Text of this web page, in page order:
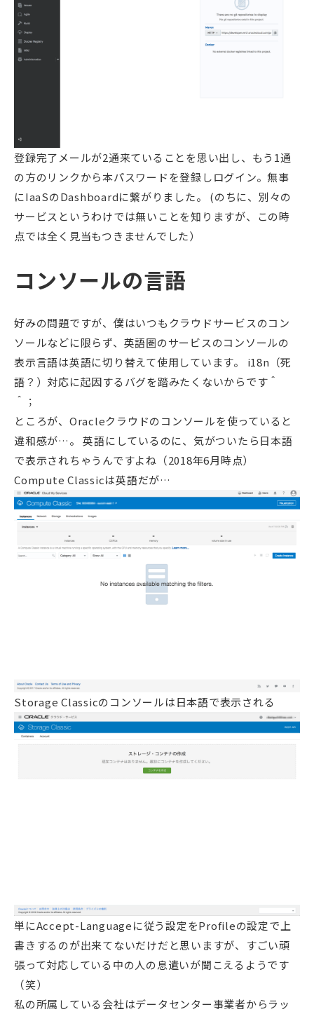
登録完了メールが2通来ていることを思い出し、もう1通
の方のリンクから本パスワードを登録しログイン。無事
にIaaSのDashboardに繋がりました。 (のちに、別々の
サービスというわけでは無いことを知りますが、この時
点では全く見当もつきませんでした）
コンソールの言語
好みの問題ですが、僕はいつもクラウドサービスのコン
ソールなどに限らず、英語圏のサービスのコンソールの
表示言語は英語に切り替えて使用しています。 i18n（死
語？）対応に起因するバグを踏みたくないからです＾
＾；
ところが、Oracleクラウドのコンソールを使っていると
違和感が…。 英語にしているのに、気がついたら日本語
で表示されちゃうんですよね（2018年6月時点）
Compute Classicは英語だが…
Storage Classicのコンソールは日本語で表示される
単にAccept-Languageに従う設定をProfileの設定で上
書きするのが出来てないだけだと思いますが、すごい頑
張って対応している中の人の息遣いが聞こえるようです
（笑）
私の所属している会社はデータセンター事業者からラッ